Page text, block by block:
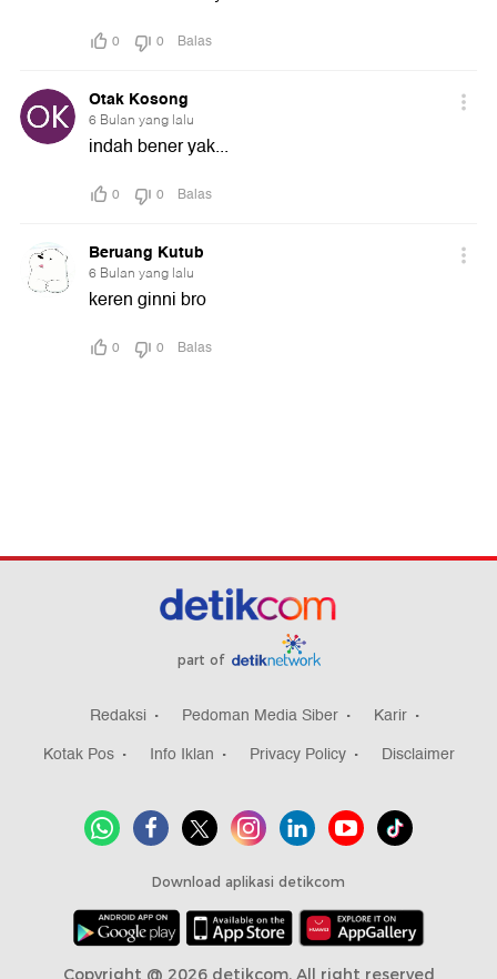
part of
Redaksi Pedoman Media Siber
Karir
Kotak Pos
Info Iklan Privacy Policy Disclaimer
Download aplikasi detikcom
Copyright @ 2026 detikcom, All right reserved